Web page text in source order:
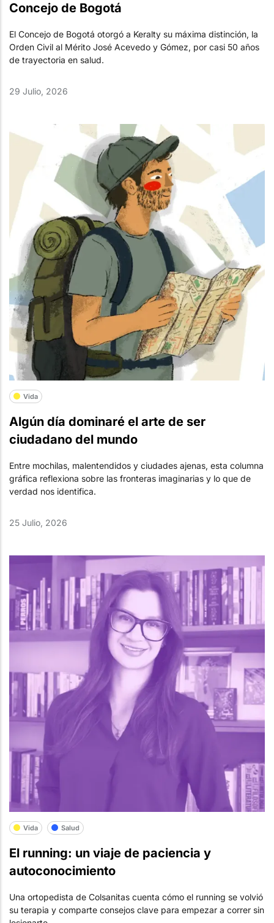
Concejo de Bogotá
El Concejo de Bogotá otorgó a Keralty su máxima distinción, la
Orden Civil al Mérito José Acevedo y Gómez, por casi 50 años
de trayectoria en salud.
29 Julio, 2026
Vida
Algún día dominaré el arte de ser
ciudadano del mundo
Entre mochilas, malentendidos y ciudades ajenas, esta columna
gráfica reflexiona sobre las fronteras imaginarias y lo que de
verdad nos identifica.
25 Julio, 2026
Vida Salud
El running: un viaje de paciencia y
autoconocimiento
Una ortopedista de Colsanitas cuenta cómo el running se volvió
su terapia y comparte consejos clave para empezar a correr sin